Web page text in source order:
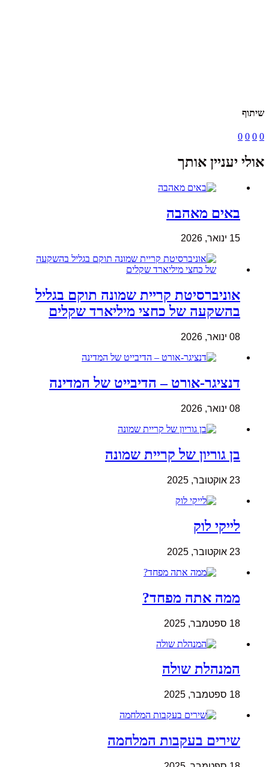
שיתוף
0
0
0
0
אולי יעניין אותך
באים מאהבה
15 ינואר, 2026
אוניברסיטת קריית שמונה תוקם בגליל
בהשקעה של כחצי מיליארד שקלים
08 ינואר, 2026
דנציגר-אורט – הדיבייט של המדינה
08 ינואר, 2026
בן גוריון של קריית שמונה
23 אוקטובר, 2025
לייקי לוק
23 אוקטובר, 2025
ממה אתה מפחד?
18 ספטמבר, 2025
המנהלת שולה
18 ספטמבר, 2025
שירים בעקבות המלחמה